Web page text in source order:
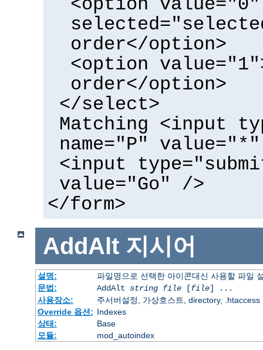
<option value="0"
order</option>
<option
order</option>
</select>
Matching <input
name="P"
<input
value="Go" />
</form>
AddAlt 지시어
설명:
파일명으로 선택한 아이콘대신 사용할 파일
문법:
AddAlt string file[file] ...
사용장소:
주서버설정, 가상호스트, directory, .htaccess
Override 옵션: Indexes
상태:
Base
모듈:
mod_autoindex